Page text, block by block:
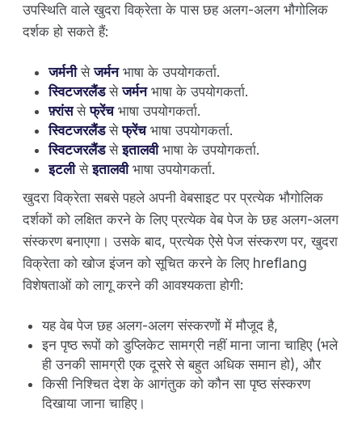
उपस्थिति वाले खुदरा विक्रेता के पास छह अलग-अलग भौगोलिक
दर्शक हो सकते हैं:
जर्मनीसेजर्मनभाषा के उपयोगकर्ता.
स्विटजरलैंडसेजर्मनभाषा के उपयोगकर्ता.
फ़्रांससेफ्रेंचभाषा उपयोगकर्ता.
स्विटजरलैंडसेफ्रेंचभाषा उपयोगकर्ता.
स्विटजरलैंडसेइतालवीभाषा के उपयोगकर्ता.
इटलीसेइतालवीभाषा उपयोगकर्ता.
खुदरा विक्रेता सबसे पहले अपनी वेबसाइट पर प्रत्येक भौगोलिक
दर्शकों को लक्षित करने के लिए प्रत्येक वेब पेज के छह अलग-अलग
संस्करण बनाएगा। उसके बाद, प्रत्येक ऐसे पेज संस्करण पर, खुदरा
विक्रेता को खोज इंजन को सूचित करने के लिए hreflang
विशेषताओं को लागू करने की आवश्यकता होगी:
यह वेब पेज छह अलग-अलग संस्करणों में मौजूद है,
इन पृष्ठ रूपों को डुप्लिकेट सामग्री नहीं माना जाना चाहिए (भले
ही उनकी सामग्री एक दूसरे से बहुत अधिक समान हो), और
किसी निश्चित देश के आगंतुक को कौन सा पृष्ठ संस्करण
दिखाया जाना चाहिए।